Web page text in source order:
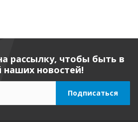
рассылку, чтобы быть в
наших новостей!